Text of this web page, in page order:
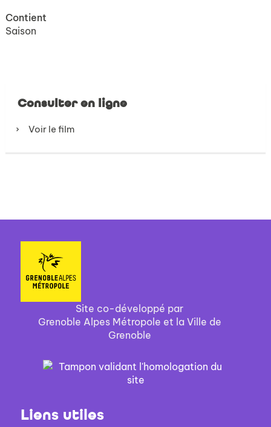
Contient
Saison
Consulter en ligne
Voir le film
Site co-développé par
Grenoble Alpes Métropole et la Ville de
Grenoble
Liens utiles